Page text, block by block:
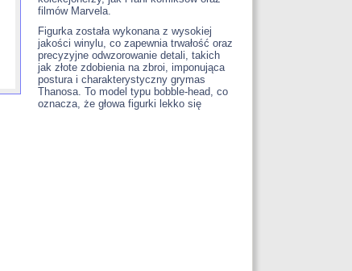
filmów Marvela.
Figurka została wykonana z wysokiej
jakości winylu, co zapewnia trwałość oraz
precyzyjne odwzorowanie detali, takich
jak złote zdobienia na zbroi, imponująca
postura i charakterystyczny grymas
Thanosa. To model typu bobble-head, co
oznacza, że głowa figurki lekko się